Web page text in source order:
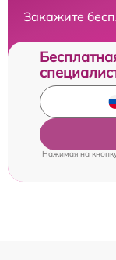
Закажите
Нажимая на